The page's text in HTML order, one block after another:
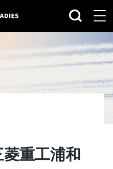
重工浦和